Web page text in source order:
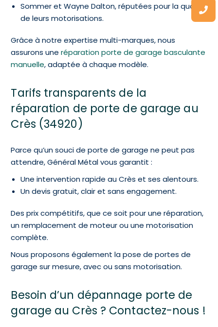
Sommer et Wayne Dalton, réputées pour la qualité
de leurs motorisations.
Grâce à notre expertise multi-marques, nous
assurons uneréparation porte de garage basculante
manuelle, adaptée à chaque modèle.
Tarifs transparents de la
réparation de porte de garage au
Crès (34920)
Parce qu’un souci de porte de garage ne peut pas
attendre, Général Métal vous garantit :
Une intervention rapide au Crès et ses alentours.
Un devis gratuit, clair et sans engagement.
Des prix compétitifs, que ce soit pour une réparation,
un remplacement de moteur ou une motorisation
complète.
Nous proposons également la pose de portes de
garage sur mesure, avec ou sans motorisation.
Besoin d’un dépannage porte de
garage au Crès ? Contactez-nous !